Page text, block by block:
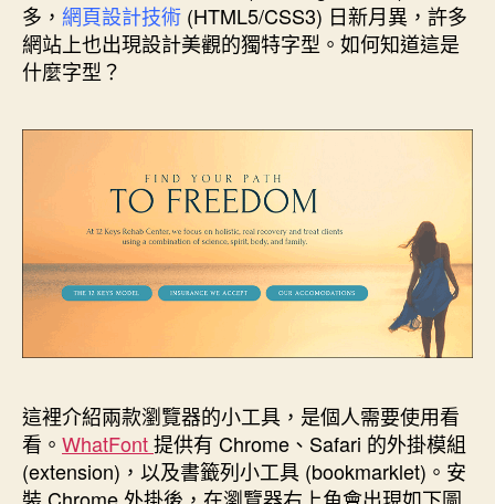
k s
t
n e
r
多， 網頁設計技術 (HTML5/CSS3) 日新月異，許多
網站上也出現設計美觀的獨特字型。如何知道這是
什麼字型？
這裡介紹兩款瀏覽器的小工具，是個人需要使用看
看。 WhatFont提供有 Chrome、Safari 的外掛模組
(extension)，以及書籤列小工具 (bookmarklet)。安
裝 Chrome 外掛後，在瀏覽器右上角會出現如下圖